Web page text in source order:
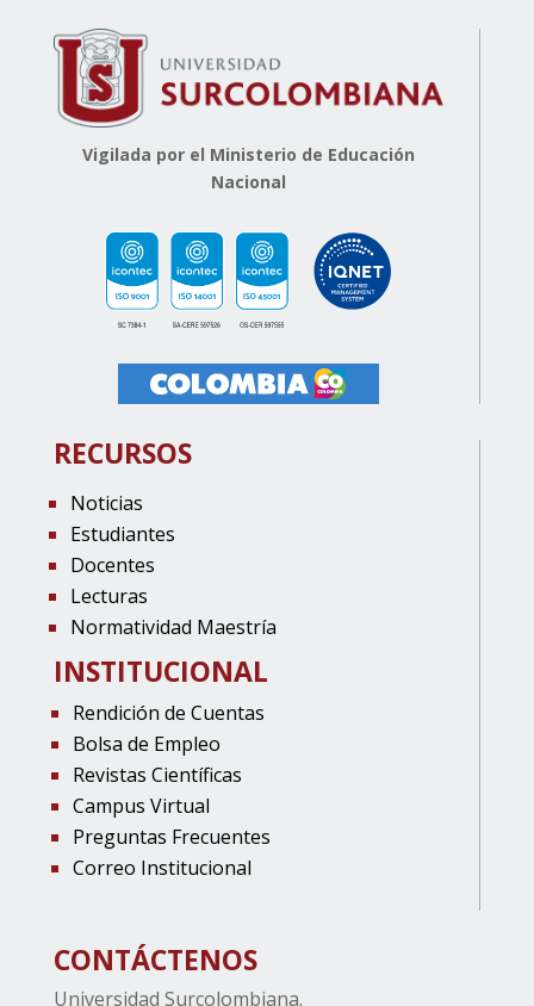
Vigilada por el Ministerio de Educación
Nacional
RECURSOS
Noticias
Estudiantes
Docentes
Lecturas
Normatividad Maestría
INSTITUCIONAL
Rendición de Cuentas
Bolsa de Empleo
Revistas Científicas
Campus Virtual
Preguntas Frecuentes
Correo Institucional
CONTÁCTENOS
Universidad Surcolombiana.